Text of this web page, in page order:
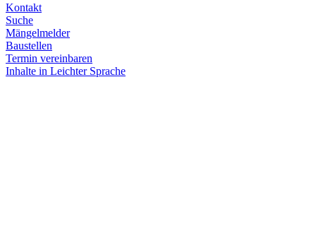
Kontakt
Suche
Mängelmelder
Baustellen
Termin vereinbaren
Inhalte in Leichter Sprache